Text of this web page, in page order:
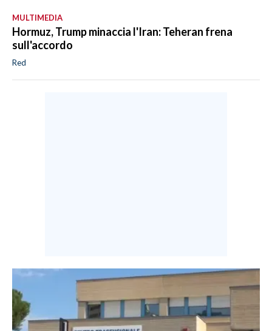
MULTIMEDIA
Hormuz, Trump minaccia l'Iran: Teheran frena
sull'accordo
Red